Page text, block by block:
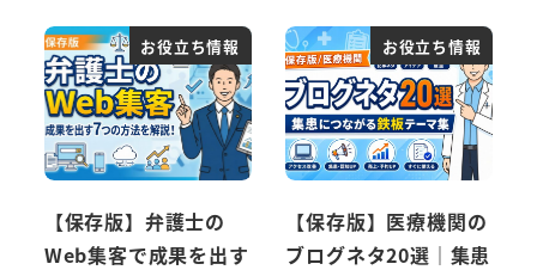
お役立ち情報
【保存版】弁護士の
Web集客で成果を出す
お役立ち情報
【保存版】医療機関の
ブログネタ20選｜集患